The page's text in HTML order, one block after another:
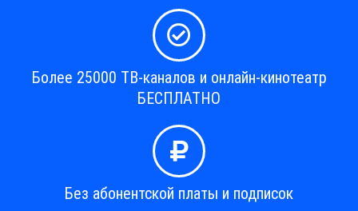
Более 25000 ТВ-каналов и онлайн-кинотеатр
БЕСПЛАТНО
Без абонентской платы и подписок